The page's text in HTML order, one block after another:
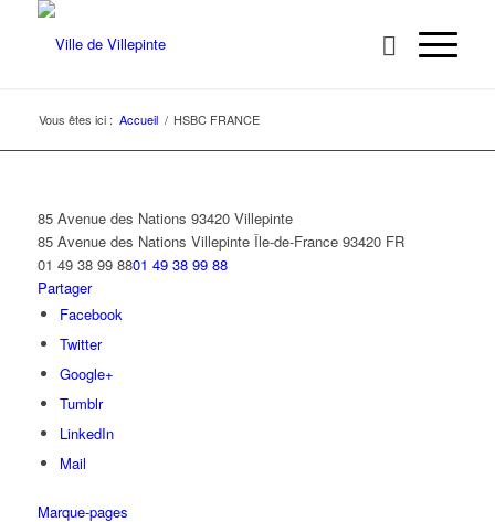
Vous êtes ici : Accueil / HSBC FRANCE
85 Avenue des Nations 93420 Villepinte
85 Avenue des Nations Villepinte Île-de-France 93420 FR
01 49 38 99 8801 49 38 99 88
Partager
Facebook
Twitter
Google+
Tumblr
LinkedIn
Mail
Marque-pages